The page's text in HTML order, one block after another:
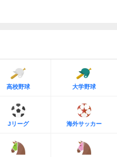
高校野球 大学野球
Jリーグ 海外サッカー